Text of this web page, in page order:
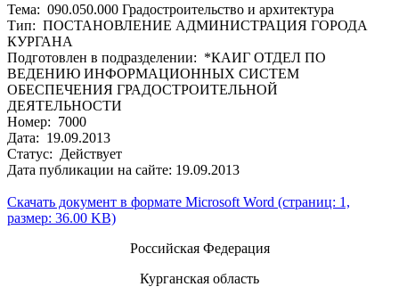
Тема: 090.050.000 Градостроительство и архитектура
Тип: ПОСТАНОВЛЕНИЕ АДМИНИСТРАЦИЯ ГОРОДА
КУРГАНА
Подготовлен в подразделении: *КАИГ ОТДЕЛ ПО
ВЕДЕНИЮ ИНФОРМАЦИОННЫХ СИСТЕМ
ОБЕСПЕЧЕНИЯ ГРАДОСТРОИТЕЛЬНОЙ
ДЕЯТЕЛЬНОСТИ
Номер: 7000
Дата: 19.09.2013
Статус: Действует
Дата публикации на сайте: 19.09.2013
Скачать документ в формате Microsoft Word (страниц: 1,
размер: 36.00 KB)
Российская Федерация
Курганская область